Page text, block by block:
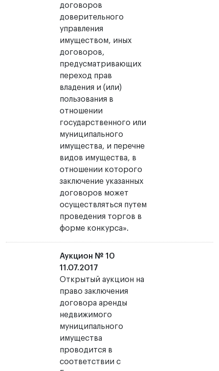
договоров
доверительного
управления
имуществом, иных
договоров,
предусматривающих
переход прав
владения и (или)
пользования в
отношении
государственного или
муниципального
имущества, и перечне
видов имущества, в
отношении которого
заключение указанных
договоров может
осуществляться путем
проведения торгов в
форме конкурса».
Аукцион № 10
11.07.2017
Открытый аукцион на
право заключения
договора аренды
недвижимого
муниципального
имущества
проводится в
соответствии с